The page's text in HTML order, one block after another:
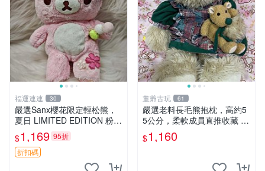
福運連連 30
嚴選Sanx櫻花限定輕松熊，
夏日 LIMITED EDITION 粉色
毛絨熊，背有拉鏈設計，肚內
填充豆袋，精致工藝呈現，狀
態如新，適合收藏與送人 櫻
$1,169 95折
折扣碼
董爺古玩 61
嚴選老料長毛熊抱枕，高約5
5公分，柔軟成員直推收藏 長
毛熊 柔軟熊抱枕 55公分
$1,160